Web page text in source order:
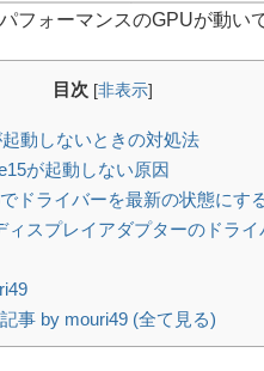
フォーマンスのGPUが動い
目次 [非表示]
動しないときの対処法
が起動しない原因
ドライバーを最新の状態にす
ィスプレイアダプターのドライ
事 by mouri49 (全て見る)